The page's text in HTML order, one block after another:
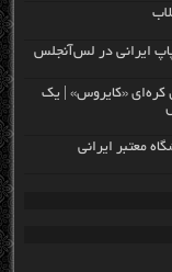
پاپ ایرانی در لس‌آنجلس
کره‌ای «کایروس» | یک